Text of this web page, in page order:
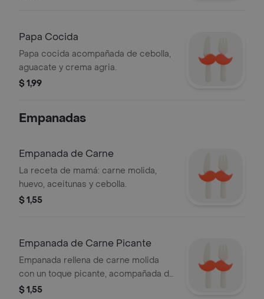
Papa Cocida
Papa cocida acompañada de cebolla,
aguacate y crema agria.
$ 1,99
Empanadas
Empanada de Carne
La receta de mamá: carne molida,
huevo, aceitunas y cebolla.
$ 1,55
Empanada de Carne Picante
Empanada rellena de carne molida
con un toque picante, acompañada de
pimientos rojos y verdes.
$ 1,55